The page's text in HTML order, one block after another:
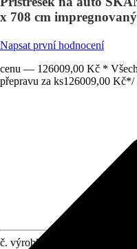
x 708 cm
Napsat první hodnocení
cenu — 126009,00 Kč *
přepravu za ks126009,00 Kč*/
č. výrobku